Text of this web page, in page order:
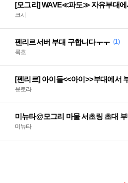
[모그리] WAVE≪파도≫ 자유부대에
크시
펜리르서버 부대 구합니다ㅜㅜ (1)
룩흐
[펜리르] 아이들<<아이>>부대에서
윤로라
미뉴타@모그리 마물 서초링 초대
미뉴타